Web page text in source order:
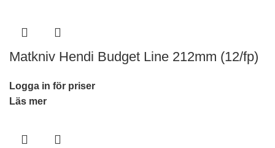
Matkniv Hendi Budget Line 212mm (12/fp)
Logga in för priser
Läs mer